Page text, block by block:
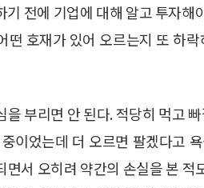
기 전에 기업에 대해 알고 투자
떤 호재가 있어 오르는지 또 하
을 부리면 안 된다. 적당히 먹고
이었는데 더 오르면 팔겠다고
면서 오히려 약간의 손실을 본